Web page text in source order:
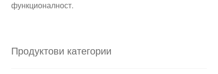
функционалност.
Продуктови категории